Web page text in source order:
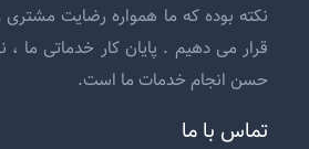
نکته بوده که ما همواره رضایت
قرار می دهیم . پایان کار خدماتی ما
حسن انجام خدمات ما است.
تماس با ما